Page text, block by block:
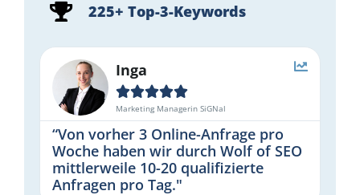
225+ Top-3-Keywords
Inga

Marketing Managerin SiGNal
“Von vorher 3 Online-Anfrage pro
Woche haben wir durch Wolf of SEO
mittlerweile 10-20 qualifizierte
Anfragen pro Tag."